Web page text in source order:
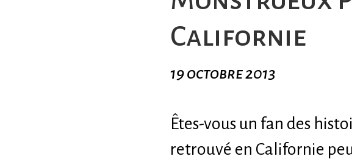
Californie
19 octobre 2013
Êtes-vous un fan des
retrouvé en Californie